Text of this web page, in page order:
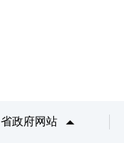
省政府网站